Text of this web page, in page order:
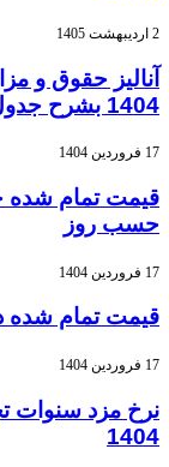
2 اردیبهشت 1405
آنالیز حقوق و
1404 بشرح جدول زیر می باشد
17 فروردین 1404
حسب روز
17 فروردین 1404
قیمت تمام شده دستمزد
17 فروردین 1404
نرخ مزد سنوات
1404